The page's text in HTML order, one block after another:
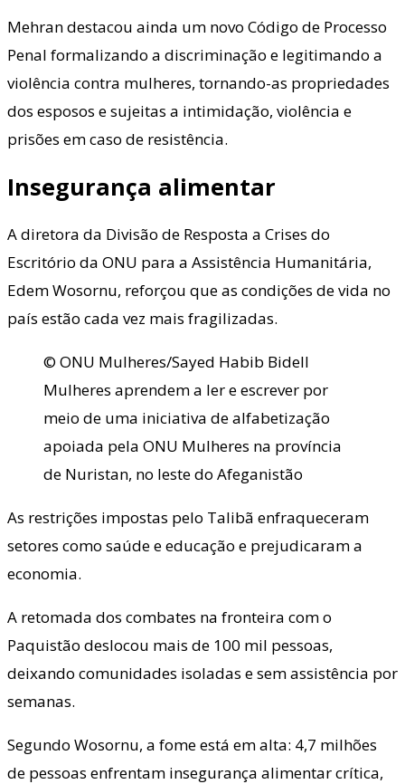
Mehran destacou ainda um novo Código de Processo
Penal formalizando a discriminação e legitimando a
violência contra mulheres, tornando-as propriedades
dos esposos e sujeitas a intimidação, violência e
prisões em caso de resistência.
Insegurança alimentar
A diretora da Divisão de Resposta a Crises do
Escritório da ONU para a Assistência Humanitária,
Edem Wosornu, reforçou que as condições de vida no
país estão cada vez mais fragilizadas.
© ONU Mulheres/Sayed Habib Bidell
Mulheres aprendem a ler e escrever por
meio de uma iniciativa de alfabetização
apoiada pela ONU Mulheres na província
de Nuristan, no leste do Afeganistão
As restrições impostas pelo Talibã enfraqueceram
setores como saúde e educação e prejudicaram a
economia.
A retomada dos combates na fronteira com o
Paquistão deslocou mais de 100 mil pessoas,
deixando comunidades isoladas e sem assistência por
semanas.
Segundo Wosornu, a fome está em alta: 4,7 milhões
de pessoas enfrentam insegurança alimentar crítica,